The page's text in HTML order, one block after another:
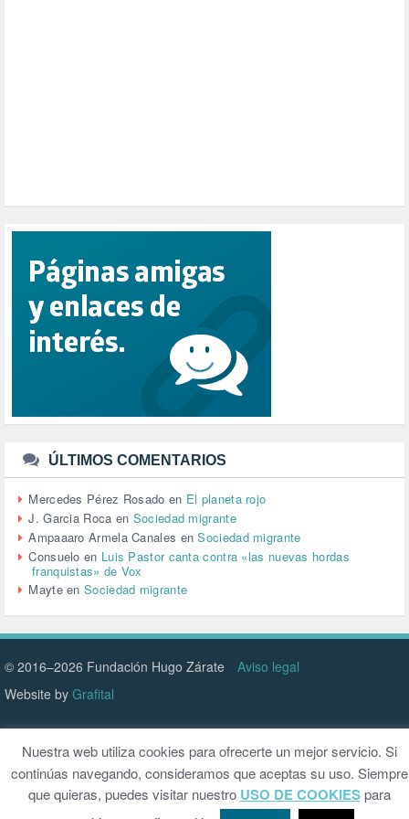
PUERTO DE VALENCIA (1)
RACISMO (1)
RELIGIÓN (114)
REPUBLICA (1)
SALUD (108)
SENSIBILIZACIÓN (576)
SINDICATOS (12)
TTIP (6)
URBANISMO (1)
URBANIZACIÓN (1)
VEJEZ (1)
VENEZUELA (3)
VENEZULA (1)
VIAJES (1)
VIOLENCIA (2)
VIOLENCIA DE GÉNERO (223)
VIVIENDA (9)
VOLODIMIR ZELENSKY (1)
ÚLTIMOS COMENTARIOS
Mercedes Pérez Rosado en El planeta rojo
J. Garcia Roca en Sociedad migrante
Ampaaaro Armela Canales enSociedad migrante
Consuelo en Luis Pastor canta contra «las nuevas hordas
franquistas» de Vox
MayteenSociedad migrante
© 2016–2026 Fundación Hugo Zárate
Aviso legal
Website by Grafital
Nuestra web utiliza cookies para ofrecerte un mejor servicio. Si
continúas navegando, consideramos que aceptas su uso. Siempre
que quieras, puedes visitar nuestro USO DE COOKIESpara